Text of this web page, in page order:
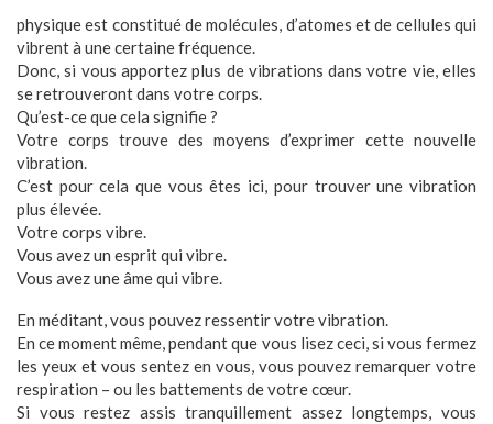
physique est constitué de molécules, d’atomes et de cellules qui
vibrent à une certaine fréquence.
Donc, si vous apportez plus de vibrations dans votre vie, elles
se retrouveront dans votre corps.
Qu’est-ce que cela signifie ?
Votre corps trouve des moyens d’exprimer cette nouvelle
vibration.
C’est pour cela que vous êtes ici, pour trouver une vibration
plus élevée.
Votre corps vibre.
Vous avez un esprit qui vibre.
Vous avez une âme qui vibre.
En méditant, vous pouvez ressentir votre vibration.
En ce moment même, pendant que vous lisez ceci, si vous fermez
les yeux et vous sentez en vous, vous pouvez remarquer votre
respiration – ou les battements de votre cœur.
Si vous restez assis tranquillement assez longtemps, vous